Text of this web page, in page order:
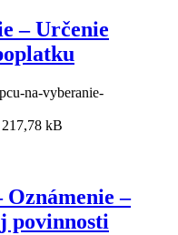
– Určenie
na-vyberanie-
kB
–
povinnosti